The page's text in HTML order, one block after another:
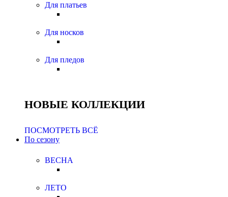
Для платьев
Для носков
Для пледов
НОВЫЕ КОЛЛЕКЦИИ
ПОСМОТРЕТЬ ВСЁ
По сезону
ВЕСНА
ЛЕТО